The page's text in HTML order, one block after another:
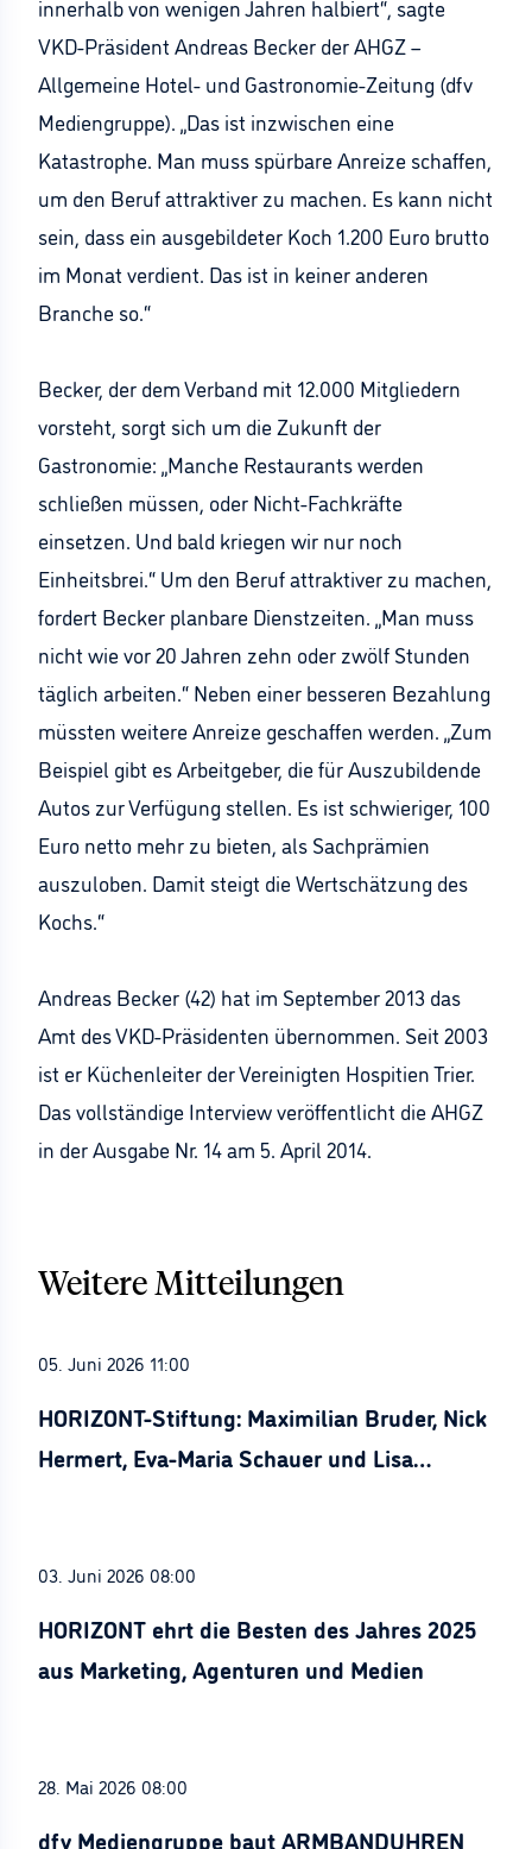
innerhalb von wenigen Jahren halbiert“, sagte
VKD-Präsident Andreas Becker der AHGZ –
Allgemeine Hotel- und Gastronomie-Zeitung (dfv
Mediengruppe). „Das ist inzwischen eine
Katastrophe. Man muss spürbare Anreize schaffen,
um den Beruf attraktiver zu machen. Es kann nicht
sein, dass ein ausgebildeter Koch 1.200 Euro brutto
im Monat verdient. Das ist in keiner anderen
Branche so.“
Becker, der dem Verband mit 12.000 Mitgliedern
vorsteht, sorgt sich um die Zukunft der
Gastronomie: „Manche Restaurants werden
schließen müssen, oder Nicht-Fachkräfte
einsetzen. Und bald kriegen wir nur noch
Einheitsbrei.“ Um den Beruf attraktiver zu machen,
fordert Becker planbare Dienstzeiten. „Man muss
nicht wie vor 20 Jahren zehn oder zwölf Stunden
täglich arbeiten.“ Neben einer besseren Bezahlung
müssten weitere Anreize geschaffen werden. „Zum
Beispiel gibt es Arbeitgeber, die für Auszubildende
Autos zur Verfügung stellen. Es ist schwieriger, 100
Euro netto mehr zu bieten, als Sachprämien
auszuloben. Damit steigt die Wertschätzung des
Kochs.“
Andreas Becker (42) hat im September 2013 das
Amt des VKD-Präsidenten übernommen. Seit 2003
ist er Küchenleiter der Vereinigten Hospitien Trier.
Das vollständige Interview veröffentlicht die AHGZ
in der Ausgabe Nr. 14 am 5. April 2014.
Weitere Mitteilungen
05. Juni 2026 11:00
HORIZONT-Stiftung: Maximilian Bruder, Nick
Hermert, Eva-Maria Schauer und Lisa
03. Juni 2026 08:00
HORIZONT ehrt die Besten des Jahres 2025
aus Marketing, Agenturen und Medien
28. Mai 2026 08:00
dfv Mediengruppe baut ARMBANDUHREN